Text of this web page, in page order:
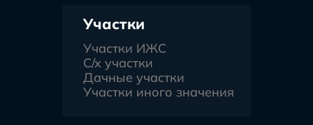
Участки
Участки ИЖС
С/х участки
Дачные участки
Участки иного значения